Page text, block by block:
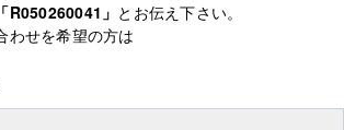
「R050260041」 とお伝え下さい。
わせを希望の方は